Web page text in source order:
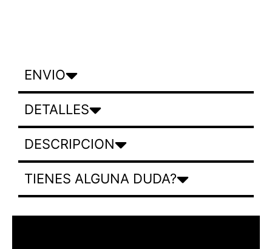
ENVIO
DETALLES
DESCRIPCION
TIENES ALGUNA DUDA?